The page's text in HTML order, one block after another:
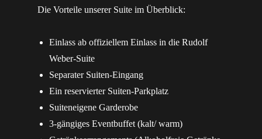
Die Vorteile unserer Suite im Überblick:
Einlass ab offiziellem Einlass in die Rudolf
Weber-Suite
Separater Suiten-Eingang
Ein reservierter Suiten-Parkplatz
Suiteneigene Garderobe
3-gängiges Eventbuffet (kalt/ warm)